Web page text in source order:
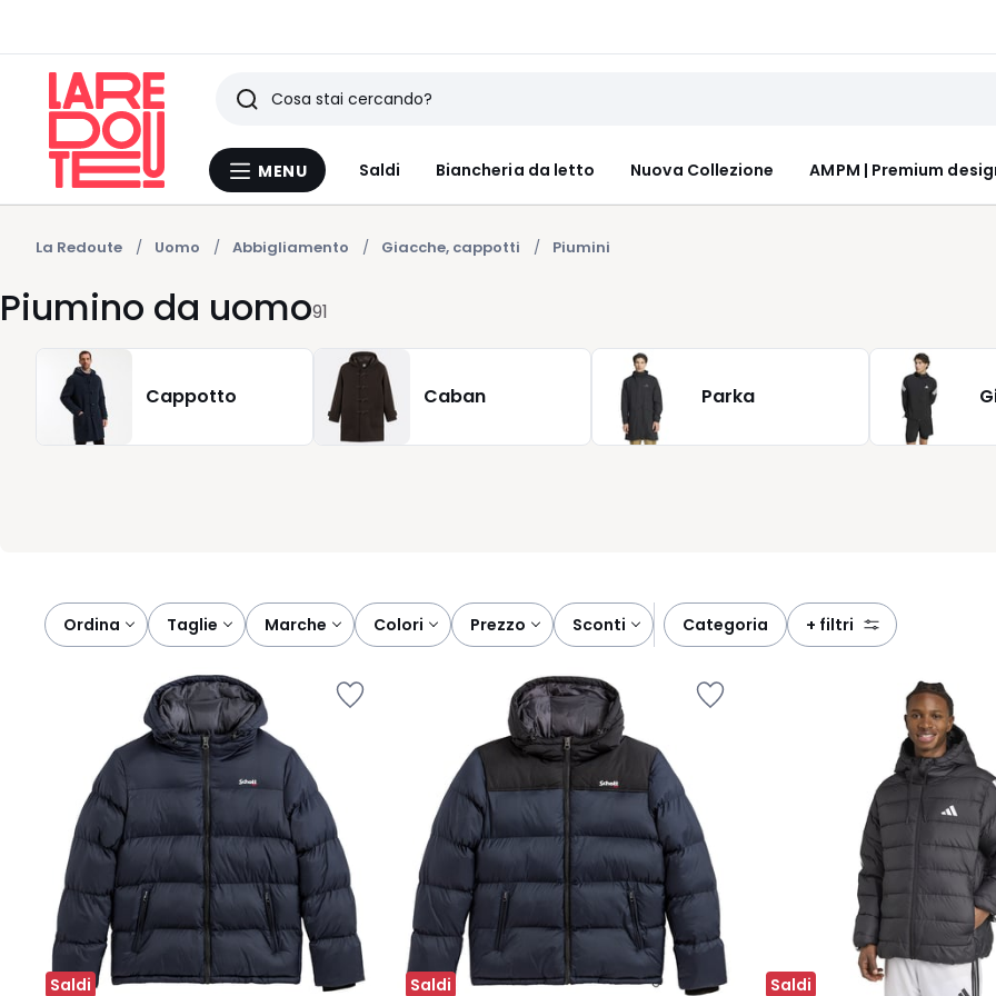
Menu
MENU Saldi Biancheria da letto Nuova Collezione AMPM | Premium
Ricerca
Ultimi
articoli
visti
La Redoute Uomo Abbigliamento Giacche, cappotti Piumini
Piumino da uomo91
Cappotto Caban Parka
Ordina
taglie marche colori prezzo sconti categoria + filtri
Saldi Saldi Saldi